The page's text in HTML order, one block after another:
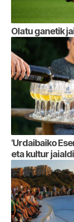
Olatu ganetik
‘Urdaibaiko
eta kultur